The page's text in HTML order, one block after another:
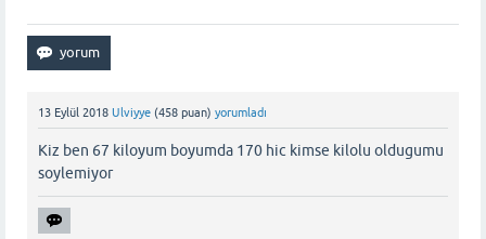
13 Eylül 2018 Ulviyye (458 puan) yorumladı
Kiz ben 67 kiloyum boyumda 170 hic kimse kilolu oldugumu
soylemiyor